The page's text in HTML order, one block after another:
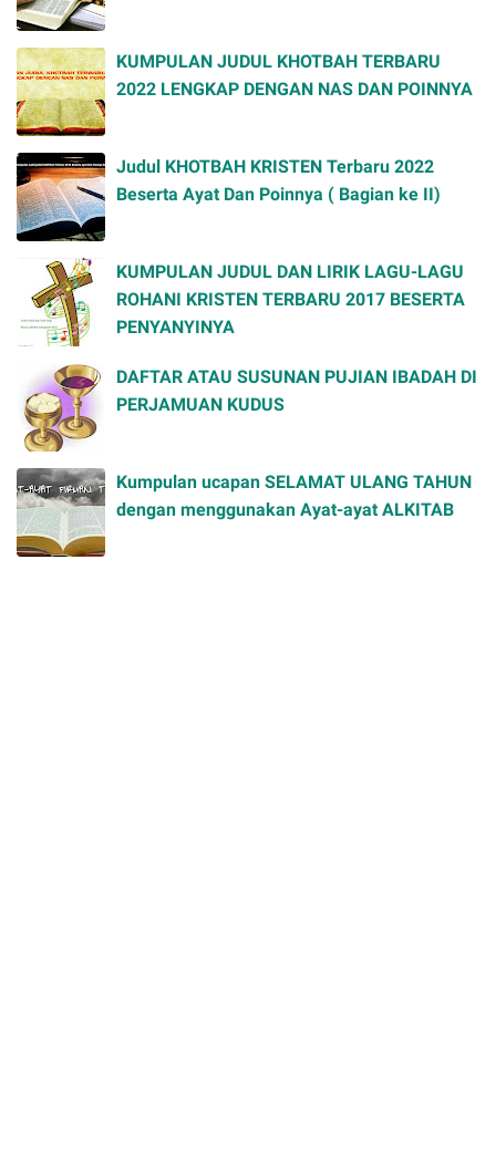
KUMPULAN JUDUL KHOTBAH TERBARU
2022 LENGKAP DENGAN NAS DAN POINNYA
Judul KHOTBAH KRISTEN Terbaru 2022
Beserta Ayat Dan Poinnya ( Bagian ke II)
KUMPULAN JUDUL DAN LIRIK LAGU-LAGU
ROHANI KRISTEN TERBARU 2017 BESERTA
PENYANYINYA
DAFTAR ATAU SUSUNAN PUJIAN IBADAH DI
PERJAMUAN KUDUS
Kumpulan ucapan SELAMAT ULANG TAHUN
dengan menggunakan Ayat-ayat ALKITAB